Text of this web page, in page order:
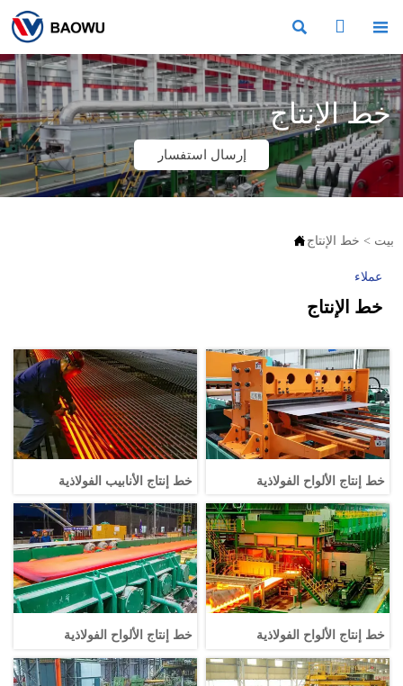
  
خط الإنتاج
إرسال استفسار
 بيت > خط الإنتاج
عملاء
خط الإنتاج
خط إنتاج الأنابيب الفولاذية خط إنتاج الألواح الفولاذية
خط إنتاج الألواح الفولاذية خط إنتاج الألواح الفولاذية